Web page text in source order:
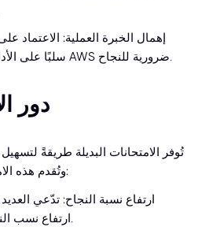
إهمال الخبرة العملية: الاعتماد
سلبًا على الأداء. فالخبرة العملية مع خدمات AWS ضرورية للنجاح.
دور
تُوفر الامتحانات البديلة طريقةً
وتُقدم هذه الامتحانات بعض المزايا الواضحة:
ارتفاع نسبة النجاح: تدّعي
ارتفاع نسب النجاح، مما يُعزز ثقة المرشحين.